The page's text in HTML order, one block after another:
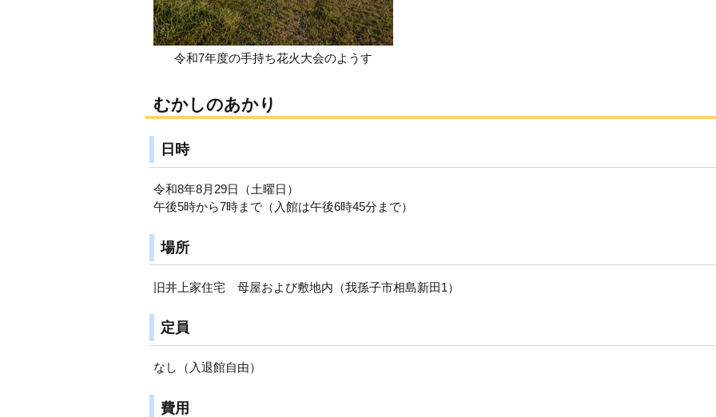
令和7年度の手持ち花火大会のようす
むかしのあかり
日時
令和8年8月29日（土曜日）
午後5時から7時まで（入館は午後6時45分まで）
場所
旧井上家住宅 母屋および敷地内（我孫子市相島新田1）
定員
なし（入退館自由）
費用